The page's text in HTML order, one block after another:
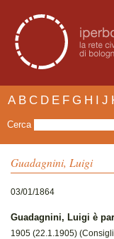
A B C D E F G H I J
Cerca
Guadagnini, Luigi
03/01/1864
Guadagnini, Luigi è
1905 (22.1.1905)